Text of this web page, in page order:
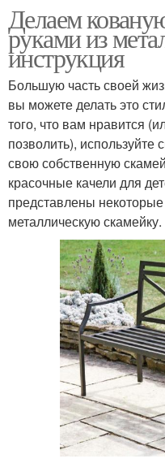
Делаем
руками из
инструкция
Большую часть своей
вы можете делать это
того, что вам нравится
позволить), используйте
свою собственную
красочные качели для
представлены некоторые
металлическую скамейку.